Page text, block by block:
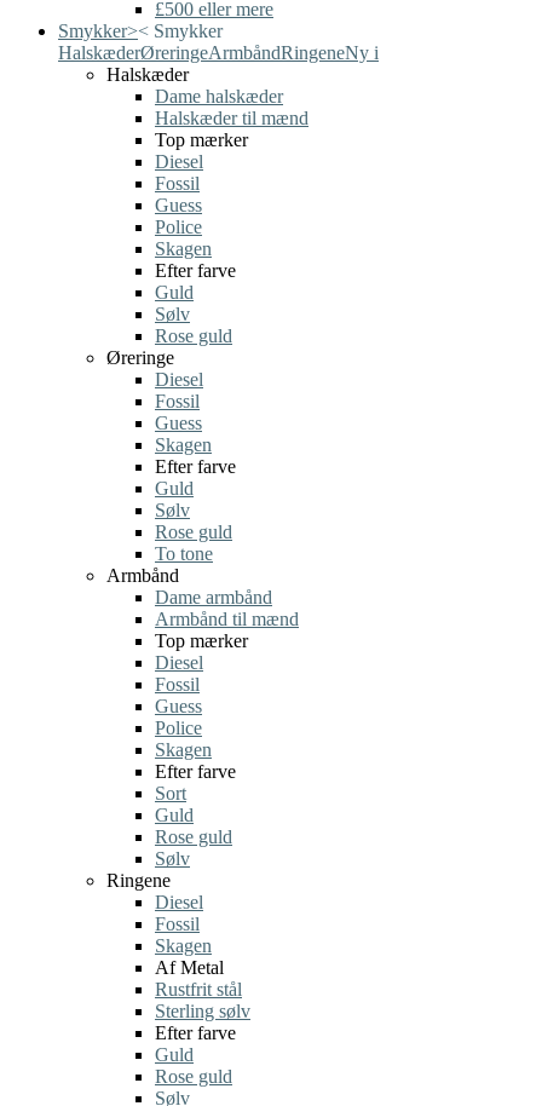
£500 eller mere
Smykker>< Smykker
HalskæderØreringeArmbåndRingeneNy i
Halskæder
Dame halskæder
Halskæder til mænd
Top mærker
Diesel
Fossil
Guess
Police
Skagen
Efter farve
Guld
Sølv
Rose guld
Øreringe
Diesel
Fossil
Guess
Skagen
Efter farve
Guld
Sølv
Rose guld
To tone
Armbånd
Dame armbånd
Armbånd til mænd
Top mærker
Diesel
Fossil
Guess
Police
Skagen
Efter farve
Sort
Guld
Rose guld
Sølv
Ringene
Diesel
Fossil
Skagen
Af Metal
Rustfrit stål
Sterling sølv
Efter farve
Guld
Rose guld
Sølv